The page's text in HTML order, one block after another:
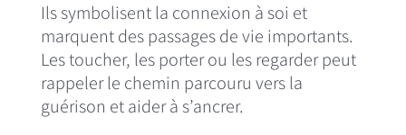
Ils symbolisent la connexion à soi et
marquent des passages de vie importants.
Les toucher, les porter ou les regarder peut
rappeler le chemin parcouru vers la
guérison et aider à s’ancrer.